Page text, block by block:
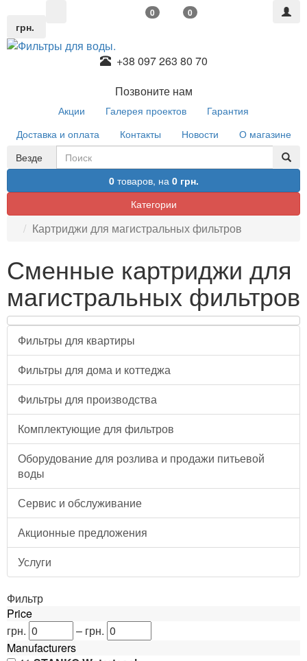
грн.
0 0
+38 097 263 80 70
Позвоните нам
Акции Галерея проектов
Гарантия
Доставка и оплата
Контакты Новости
О магазине
Везде
0товаров, на 0 грн.
Категории
Картриджи для магистральных фильтров
Сменные картриджи для
магистральных фильтров
Фильтры для квартиры
Фильтры для дома и коттеджа
Фильтры для производства
Комплектующие для фильтров
Оборудование для розлива и продажи питьевой
воды
Сервис и обслуживание
Акционные предложения
Услуги
Фильтр
Price
грн.
– грн.
Manufacturers